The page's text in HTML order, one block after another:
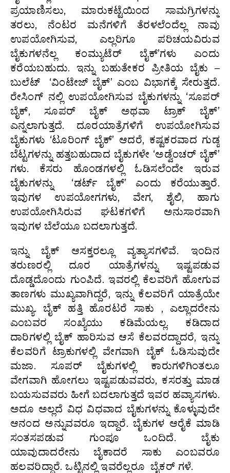
ಪ್ರಯಾಣಿಸಲು, ಮಾರುಕಟ್ಟೆಯಿಂದ ಸಾಮಗ್ರಿಗಳನ್ನು
ತರಲು, ನೆಂಟರ ಮನೆಗಳಿಗೆ ತೆರಳಲೆಂದೆಲ್ಲ ನಾವು
ಉಪಯೋಗಿಸುವ, ಎಲ್ಲರಿಗೂ ಪರಿಚಯವಿರುವ
ಬೈಕುಗಳನೆಲ್ಲ ಕಂಮ್ಯುಟೆರ್ ಬೈಕ್’ಗಳು ಎಂದು
ಕರೆಯಬಹುದು. ಇನ್ನು ಬಹುತೇಕರ ಪ್ರೀತಿಯ ಬೈಕು –
ಬುಲೆಟ್ ‘ವಿಂಟೇಜ್ ಬೈಕ್’ ಎಂಬ ವಿಭಾಗಕ್ಕೆ ಸೇರುತ್ತದೆ.
ರೇಸಿಂಗ್ ನಲ್ಲಿ ಉಪಯೋಗಿಸುವ ಬೈಕುಗಳನ್ನು ‘ಸೂಪರ್
ಬೈಕ್, ಸೂಪರ್ ಬೈಕ್ ಅಥವಾ ಟ್ರಾಕ್ ಬೈಕ್’
ಎನ್ನಲಾಗುತ್ತದೆ. ದೂರಯಾತ್ರೆಗಳಿಗೆ ಉಪಯೋಗಿಸುವ
ಬೈಕುಗಳು ‘ಟೂರಿಂಗ್ ಬೈಕ್’ ಆದರೆ, ಕಷ್ಟಕರವಾದ ಗುಡ್ಡ
ಬೆಟ್ಟಗಳನ್ನು ಹತ್ತಬಹುದಾದ ಬೈಕುಗಳೇ ‘ಅಡ್ವೆಂಚರ್ ಬೈಕ್’
ಗಳು. ಕೆಸರು ಹೊಂಡಗಳಲ್ಲಿ ಓಡಿಸಲೆಂದೇ ಇರುವ
ಬೈಕುಗಳನ್ನು ‘ಡರ್ಟ್ ಬೈಕ್’ ಎಂದು ಕರೆಯುತ್ತಾರೆ.
ಇವುಗಳ ಉಪಯೋಗಗಳು, ವೇಗ, ಶೈಲಿ, ಹಾಗು
ಉಪಯೋಗಿಸಿರುವ ಘಟಕಗಳಿಗೆ ಅನುಸಾರವಾಗಿ
ಇವುಗಳ ಬೆಲೆಯೂ ಬದಲಾಗುತ್ತದೆ.
ಇನ್ನು ಬೈಕ್ ಆಸಕ್ತರಲ್ಲೂ ವ್ಯತ್ಯಾಸಗಳಿವೆ. ಇಂದಿನ
ತರುಣರಲ್ಲಿ ದೂರ ಯಾತ್ರೆಗಳನ್ನು ಇಷ್ಟಪಡುವ
ದೊಡ್ಡದೊಂದು ಗುಂಪಿದೆ. ಇವರಲ್ಲಿ ಕೆಲವರಿಗೆ ಹೋಗುವ
ತಾಣಗಳು ಮುಖ್ಯವಾಗಿದ್ದರೆ, ಇನ್ನು ಕೆಲವರಿಗೆ ಯಾತ್ರೆಯೇ
ಮುಖ್ಯ. ಬೈಕ್ ಹತ್ತಿ ಹೊರಟರೆ ಸಾಕು , ಎಲ್ಲಾದರೇನು
ಎಂಬವರ ಸಂಖ್ಯೆಯು ಕಡಿಮೆಯಲ್ಲ. ಕಡಿದಾದ
ದಾರಿಗಳಲ್ಲಿ ಬೈಕ್ ಹಾರಿಸುವ ಆಸೆ ಕೆಲವರದ್ದಾದರೆ, ಇನ್ನು
ಕೆಲವರಿಗೆ ಟ್ರಾಕುಗಳಲ್ಲಿ ವೇಗವಾಗಿ ಬೈಕ್ ಓಡಿಸುವುದೇ
ಮಜಾ. ಸೂಪರ್ ಬೈಕುಗಳಲ್ಲಿ ಕಾರುಗಳಿಗಿಂತಲೂ
ವೇಗವಾಗಿ ಹೋಗಲು ಇಷ್ಟಪಡುವವರು, ಕಸರತ್ತು ಮಾಡ
ಬಯಸುವವರು ಹೀಗೆ ಬದಲಾಗುತ್ತದೆ ಇವರ ಹವ್ಯಾಸಗಳು.
ಅದೂ ಅಲ್ಲದೆ ವಿಧ ವಿಧವಾದ ಬೈಕುಗಳನ್ನು ಕೊಳ್ಳುವುದೇ
ಆನಂದ ಅನ್ನುವವರೂ ಇದ್ದಾರೆ. ಬೈಕುಗಳ ಆರೈಕೆ ಮಾಡಿ
ಸಂತಸಪಡುವ ಗುಂಪೂ ಒಂದಿದೆ. ಬೈಕು
ಯಾವುದಾದರೇನು ಬೈಕಾದರೆ ಸಾಕು ಎಂಬವರೂ
ಹಲವರಿದ್ದಾರೆ. ಒಟ್ಟಿನಲ್ಲಿ ಇವರೆಲ್ಲರೂ ಬೈಕರ್ ಗಳೆ.